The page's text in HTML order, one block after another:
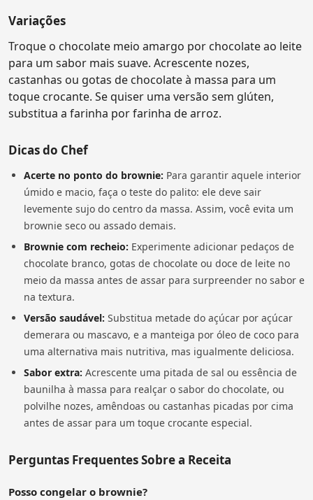
Variações
Troque o chocolate meio amargo por chocolate ao leite
para um sabor mais suave. Acrescente nozes,
castanhas ou gotas de chocolate à massa para um
toque crocante. Se quiser uma versão sem glúten,
substitua a farinha por farinha de arroz.
Dicas do Chef
Acerte no ponto do brownie: Para garantir aquele interior
úmido e macio, faça o teste do palito: ele deve sair
levemente sujo do centro da massa. Assim, você evita um
brownie seco ou assado demais.
Brownie com recheio: Experimente adicionar pedaços de
chocolate branco, gotas de chocolate ou doce de leite no
meio da massa antes de assar para surpreender no sabor e
na textura.
Versão saudável: Substitua metade do açúcar por açúcar
demerara ou mascavo, e a manteiga por óleo de coco para
uma alternativa mais nutritiva, mas igualmente deliciosa.
Sabor extra: Acrescente uma pitada de sal ou essência de
baunilha à massa para realçar o sabor do chocolate, ou
polvilhe nozes, amêndoas ou castanhas picadas por cima
antes de assar para um toque crocante especial.
Perguntas Frequentes Sobre a Receita
Posso congelar o brownie?